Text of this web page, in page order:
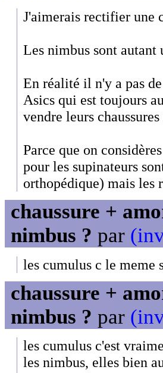
J'aimerais rectifier une
Les nimbus sont autant
En réalité il n'y a pas
Asics qui est toujours
vendre leurs
Parce que on
pour les supinateurs
orthopédique) mais les
chaussure +
nimbus ? par
les cumulus c le meme
chaussure +
nimbus ? par
les cumulus c'est
les nimbus, elles bien